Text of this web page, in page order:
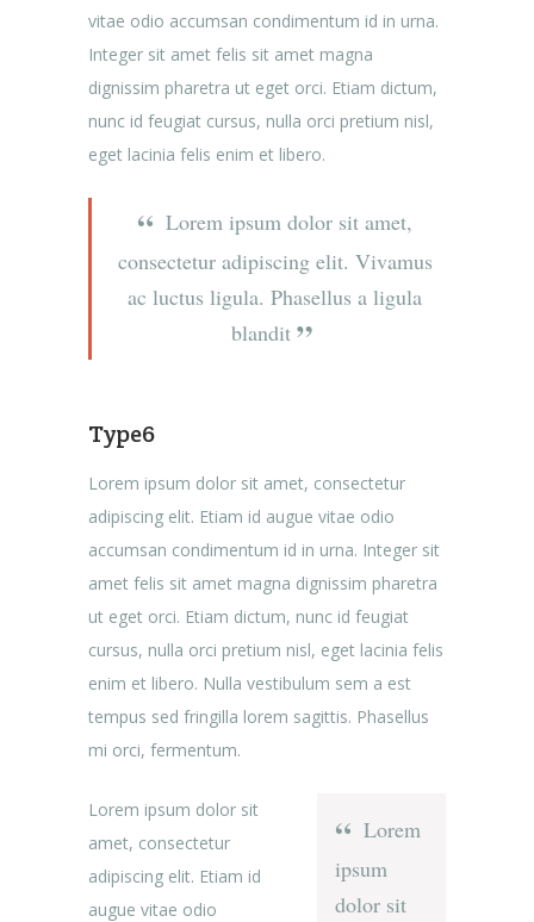
vitae odio accumsan condimentum id in urna.
Integer sit amet felis sit amet magna
dignissim pharetra ut eget orci. Etiam dictum,
nunc id feugiat cursus, nulla orci pretium nisl,
eget lacinia felis enim et libero.
Lorem ipsum dolor sit amet,
consectetur adipiscing elit. Vivamus
ac luctus ligula. Phasellus a ligula
blandit
Type6
Lorem ipsum dolor sit amet, consectetur
adipiscing elit. Etiam id augue vitae odio
accumsan condimentum id in urna. Integer sit
amet felis sit amet magna dignissim pharetra
ut eget orci. Etiam dictum, nunc id feugiat
cursus, nulla orci pretium nisl, eget lacinia felis
enim et libero. Nulla vestibulum sem a est
tempus sed fringilla lorem sagittis. Phasellus
mi orci, fermentum.
Lorem
ipsum
dolor sit
Lorem ipsum dolor sit
amet, consectetur
adipiscing elit. Etiam id
augue vitae odio